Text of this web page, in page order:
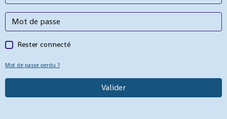
Rester connecté
Mot de passe perdu ?
Valider